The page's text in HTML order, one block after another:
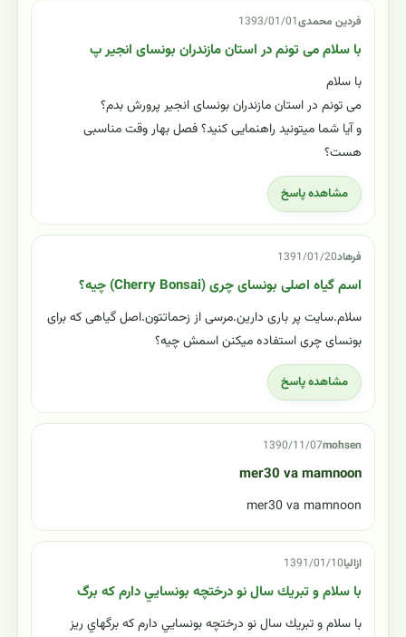
فردین محمدی1393/01/01
با سلام می تونم در استان مازندران بونسای انجیر پ
با سلام
می تونم در استان مازندران بونسای انجیر پرورش بدم؟
و آیا شما میتونید راهنمایی کنید؟ فصل بهار وقت مناسبی
هست؟
مشاهده پاسخ
فرهاد1391/01/20
اسم گیاه اصلی بونسای چری (Cherry Bonsai) چیه؟
سلام.سایت پر باری دارین.مرسی از زحماتتون.اصل گیاهی که برای
بونسای چری استفاده میکنن اسمش چیه؟
مشاهده پاسخ
mohsen
1390/11/07
mer30 va mamnoon
mer30 va mamnoon
ازاليا1391/01/10
با سلام و تبريك سال نو درختچه بونسايي دارم كه برگ
با سلام و تبريك سال نو درختچه بونسايي دارم كه برگهاي ريز